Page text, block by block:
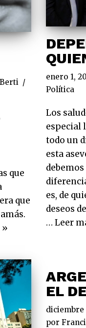
que
que
»
enero 1,
Política
Los
especial
todo un
esta
es, de
deseos
… Leer
EL
diciembre
por